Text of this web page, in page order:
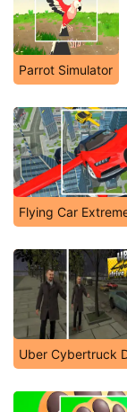
Parrot Simulator
Flying Car
Uber Cybertruck